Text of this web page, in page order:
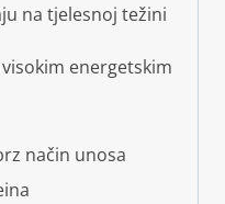
na tjelesnoj težini
energetskim
način unosa